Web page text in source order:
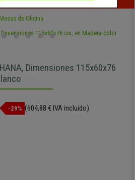
Mesas de Oficina
Dimensiones 115x60x76
-29% (604,88 € IVA incluido)